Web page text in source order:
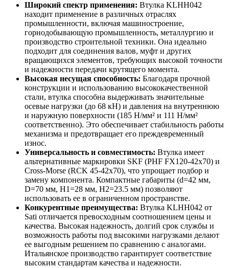
Широкий спектр применения: Втулка KLHH042
находит применение в различных отраслях
промышленности, включая машиностроение,
горнодобывающую промышленность, металлургию и
производство строительной техники. Она идеально
подходит для соединения валов, муфт и других
вращающихся элементов, требующих высокой точности
и надежности передачи крутящего момента.
Высокая несущая способность: Благодаря прочной
конструкции и использованию высококачественной
стали, втулка способна выдерживать значительные
осевые нагрузки (до 68 кН) и давления на внутреннюю
и наружную поверхности (185 Н/мм² и 111 Н/мм²
соответственно). Это обеспечивает стабильность работы
механизма и предотвращает его преждевременный
износ.
Универсальность и совместимость: Втулка имеет
альтернативные маркировки SKF (PHF FX120-42x70) и
Cross-Morse (RCK 45-42x70), что упрощает подбор и
замену компонента. Компактные габариты (d=42 мм,
D=70 мм, H1=28 мм, H2=23.5 мм) позволяют
использовать ее в ограниченном пространстве.
Конкурентные преимущества: Втулка KLHH042 от
Sati отличается превосходным соотношением цены и
качества. Высокая надежность, долгий срок службы и
возможность работы под высокими нагрузками делают
ее выгодным решением по сравнению с аналогами.
Итальянское производство гарантирует соответствие
высоким стандартам качества и надежности.